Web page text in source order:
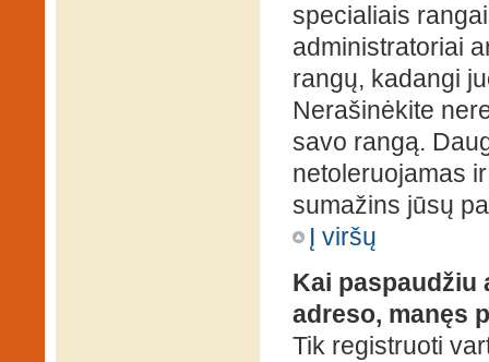
specialiais
administratoriai
rangų, kadangi
Nerašinėkite
savo rangą.
netoleruojamas
sumažins jūsų
Į viršų
Kai
adreso, manęs
Tik registruoti